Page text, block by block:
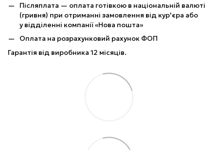
Післяплата — оплата готівкою в національній валюті
(гривня) при отриманні замовлення від кур'єра або
у відділенні компанії «Нова пошта»
Оплата на розрахунковий рахунок ФОП
Гарантія від виробника 12 місяців.